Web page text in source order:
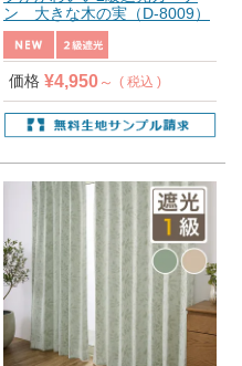
ン 大きな木の実（D-8009）
価格 ¥4,950 税込